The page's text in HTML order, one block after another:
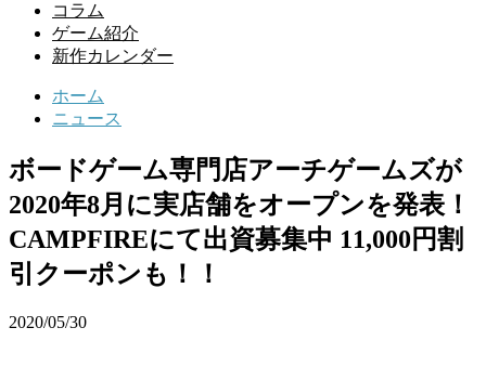
コラム
ゲーム紹介
新作カレンダー
ホーム
ニュース
ボードゲーム専門店アーチゲームズが
2020年8月に実店舗をオープンを発表！
CAMPFIREにて出資募集中 11,000円割
引クーポンも！！
2020/05/30